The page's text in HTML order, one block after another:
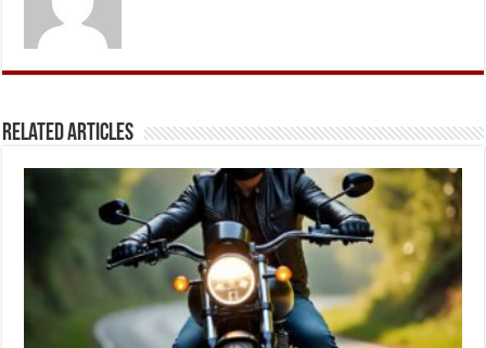
Related Articles